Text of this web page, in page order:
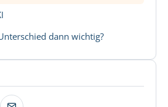
dann wichtig?